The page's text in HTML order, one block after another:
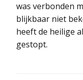
was verbonden
blijkbaar niet
heeft de heilige
gestopt.